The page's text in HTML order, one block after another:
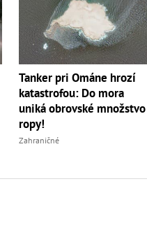
Tanker pri Ománe hrozí
katastrofou: Do mora
uniká obrovské množstvo
ropy!
Zahraničné